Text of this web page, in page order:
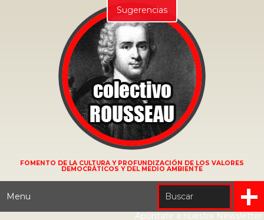
FOMENTO DE LA CULTURA Y PROFUNDIZACIÓN DE LOS VALORES
DEMOCRÁTICOS Y DEL MEDIO AMBIENTE
Menu
Apúntate a nuestra Newsletter
Sugerencias